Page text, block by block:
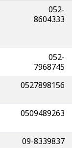
052-
8604333
052-
7968745
0527898156
0509489263
09-8339837